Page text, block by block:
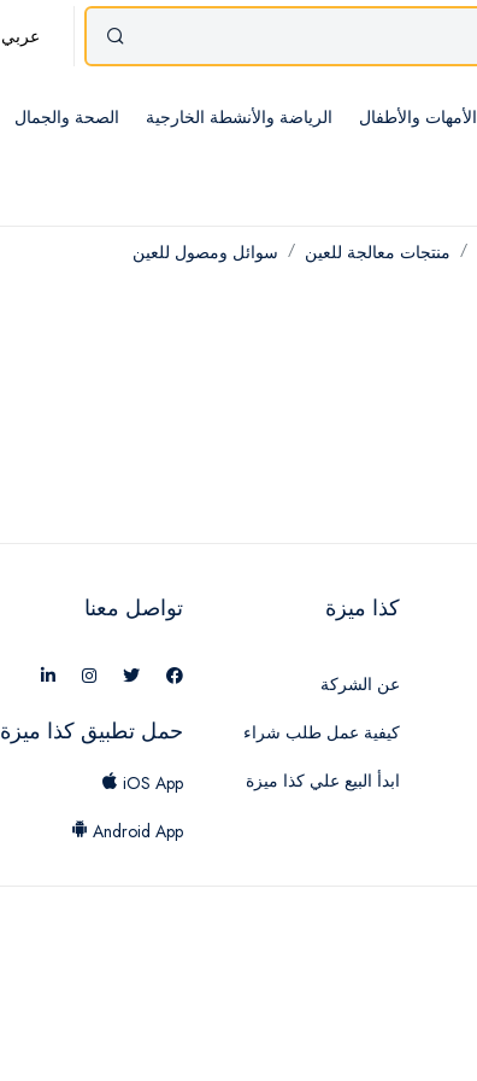
عربي
الأمهات والأطفال الرياضة والأنشطة الخارجية الصحة والجمال
منتجات معالجة للعين سوائل ومصول للعين
كذا ميزة
عن الشركة
كيفية عمل طلب شراء
ابدأ البيع علي كذا ميزة
تواصل معنا
حمل تطبيق كذا ميزة
iOS App
Android App